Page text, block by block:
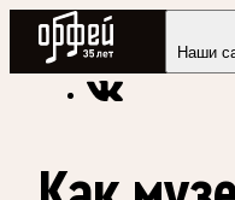
Радио Орфей
Наши
Радио классической